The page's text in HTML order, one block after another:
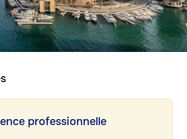
professionnelle